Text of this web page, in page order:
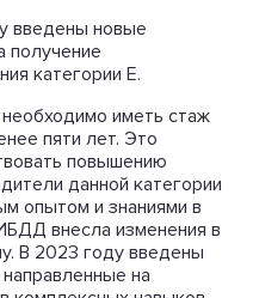
введены новые
получение
категории Е.
иметь стаж
пяти лет. Это
повышению
данной категории
опытом и знаниями в
внесла изменения в
В 2023 году введены
на